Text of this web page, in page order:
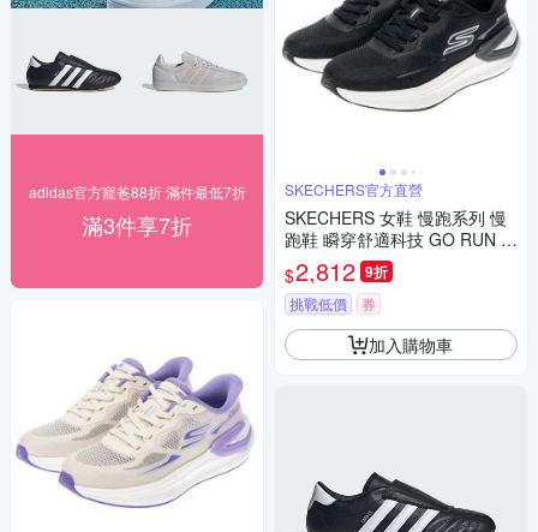
adidas官方寵爸88折 滿件最低7折
滿3件享7折
SKECHERS官方直營
SKECHERS 女鞋 慢跑系列 慢
跑鞋 瞬穿舒適科技 GO RUN C
ONSISTENT PRO - 129783BK
W
$2,812 9折
挑戰低價 券
加入購物車